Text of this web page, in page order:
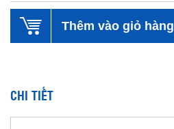
Thêm vào giỏ hàng
CHI TIẾT